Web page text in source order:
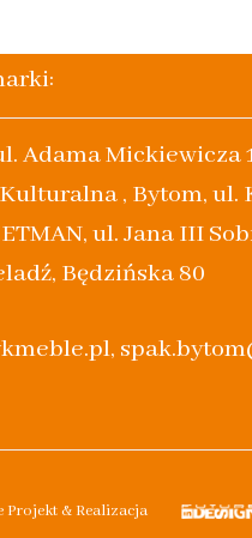
Adama Mickiewicza
, Bytom, ul.
ul. Jana III
Będzińska 80
Projekt & Realizacja